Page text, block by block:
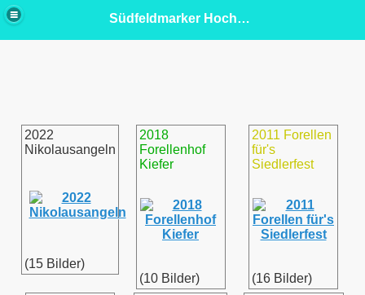
Südfeldmarker Hochseeangelclub 77 e.V.
2022
Nikolausangeln
(15 Bilder)
2018
Forellenhof
Kiefer
(10 Bilder)
2011 Forellen
für's
Siedlerfest
(16 Bilder)